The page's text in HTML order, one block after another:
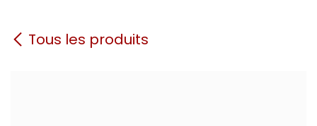
Tous les produits